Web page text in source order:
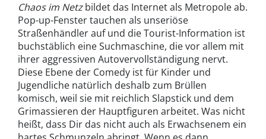
Chaos im Netzbildet das Internet als Metropole ab.
Pop-up-Fenster tauchen als unseriöse
Straßenhändler auf und die Tourist-Information ist
buchstäblich eine Suchmaschine, die vor allem mit
ihrer aggressiven Autovervollständigung nervt.
Diese Ebene der Comedy ist für Kinder und
Jugendliche natürlich deshalb zum Brüllen
komisch, weil sie mit reichlich Slapstick und dem
Grimassieren der Hauptfiguren arbeitet. Was nicht
heißt, dass Dir das nicht auch als Erwachsenem ein